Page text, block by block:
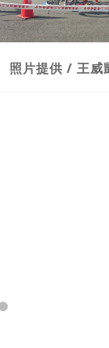
照片提供 / 王威